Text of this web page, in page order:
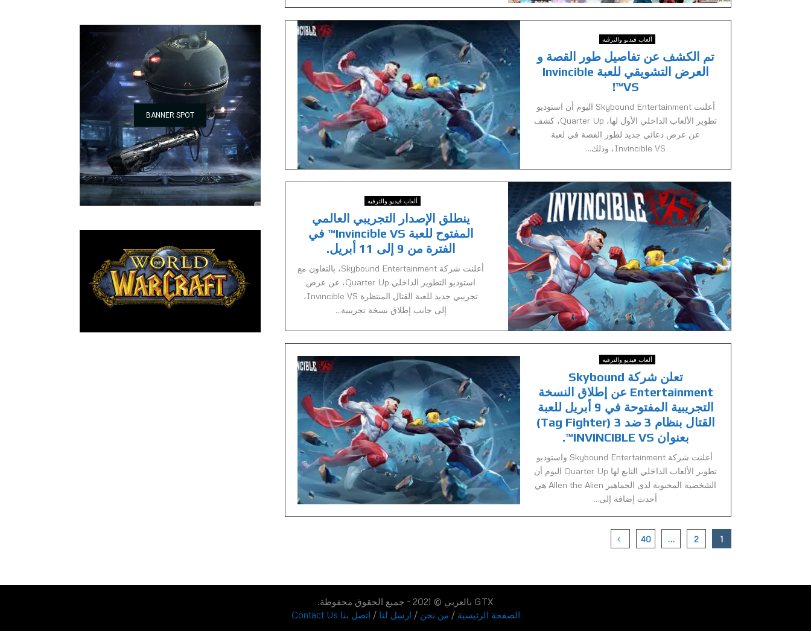
ألعاب فيديو والترفيه
تم الكشف عن تفاصيل طور القصة و
العرض التشويقي للعبة Invincible
VS™!
أعلنت Skybound Entertainment اليوم أن استوديو
تطوير الألعاب الداخلي الأول لها، Quarter Up، كشف
عن عرض دعائي جديد لطور القصة في لعبة
Invincible VS، وذلك...
ألعاب فيديو والترفيه
ينطلق الإصدار التجريبي العالمي
المفتوح للعبة Invincible VS™ في
الفترة من 9 إلى 11 أبريل.
أعلنت شركة Skybound Entertainment، بالتعاون مع
استوديو التطوير الداخلي Quarter Up، عن عرض
تجريبي جديد للعبة القتال المنتظرة Invincible VS،
إلى جانب إطلاق نسخة تجريبية...
ألعاب فيديو والترفيه
تعلن شركة Skybound
Entertainment عن إطلاق النسخة
التجريبية المفتوحة في 9 أبريل للعبة
القتال بنظام 3 ضد 3 (Tag Fighter)
بعنوان INVINCIBLE VS™.
أعلنت شركة Skybound Entertainment واستوديو
تطوير الألعاب الداخلي التابع لها Quarter Up اليوم أن
الشخصية المحبوبة لدى الجماهير Allen the Alien هي
أحدث إضافة إلى...
Posts1
2
…
40
BANNER SPOT
GTX بالعربي © 2021 - جميع الحقوق محفوظة.
الصفحة الرئيسية / من نحن / ارسل لنا / اتصل بنا Contact Us